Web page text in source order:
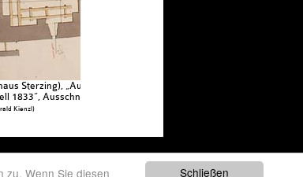
Schließen
zu. Wenn Sie diesen
Sterzing), „Aufgenommen und gezeichnet Michael
1833“, Ausschnitt
Kienzl)